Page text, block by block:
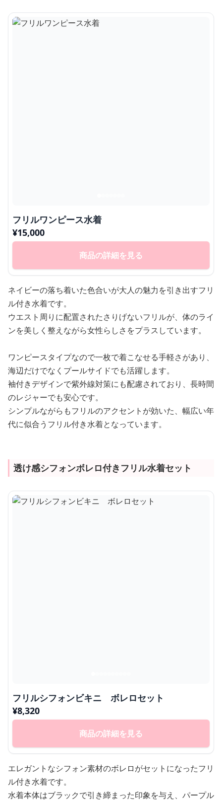
フリルワンピース水着
¥15,000
商品の詳細を見る
ネイビーの落ち着いた色合いが大人の魅力を引き出すフリ
ル付き水着です。
ウエスト周りに配置されたさりげないフリルが、体のライ
ンを美しく整えながら女性らしさをプラスしています。
ワンピースタイプなので一枚で着こなせる手軽さがあり、
海辺だけでなくプールサイドでも活躍します。
袖付きデザインで紫外線対策にも配慮されており、長時間
のレジャーでも安心です。
シンプルながらもフリルのアクセントが効いた、幅広い年
代に似合うフリル付き水着となっています。
透け感シフォンボレロ付きフリル水着セット
フリルシフォンビキニ ボレロセット
¥8,320
商品の詳細を見る
エレガントなシフォン素材のボレロがセットになったフリ
ル付き水着です。
水着本体はブラックで引き締まった印象を与え、パープル